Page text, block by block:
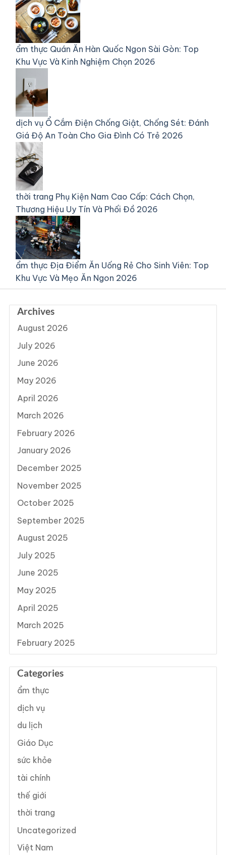
ẩm thực Quán Ăn Hàn Quốc Ngon Sài Gòn: Top
Khu Vực Và Kinh Nghiệm Chọn 2026
dịch vụ Ổ Cắm Điện Chống Giật, Chống Sét: Đánh
Giá Độ An Toàn Cho Gia Đình Có Trẻ 2026
thời trang Phụ Kiện Nam Cao Cấp: Cách Chọn,
Thương Hiệu Uy Tín Và Phối Đồ 2026
ẩm thực Địa Điểm Ăn Uống Rẻ Cho Sinh Viên: Top
Khu Vực Và Mẹo Ăn Ngon 2026
Archives
August 2026
July 2026
June 2026
May 2026
April 2026
March 2026
February 2026
January 2026
December 2025
November 2025
October 2025
September 2025
August 2025
July 2025
June 2025
May 2025
April 2025
March 2025
February 2025
Categories
ẩm thực
dịch vụ
du lịch
Giáo Dục
sức khỏe
tài chính
thế giới
thời trang
Uncategorized
Việt Nam